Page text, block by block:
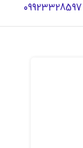
09923328597